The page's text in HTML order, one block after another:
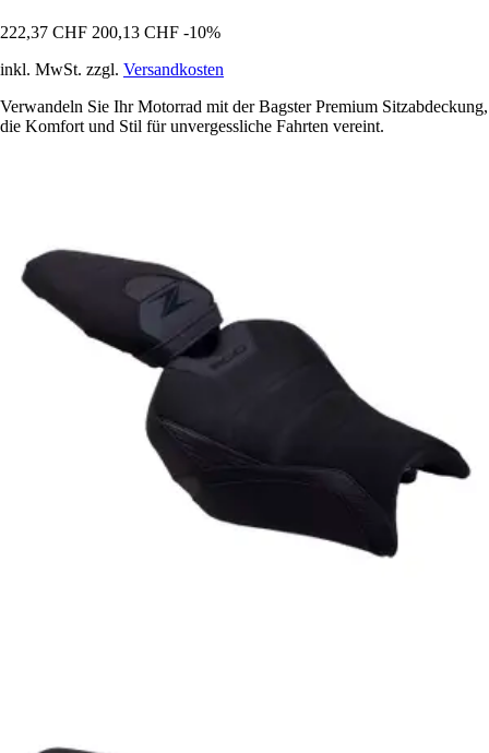
222,37 CHF 200,13 CHF -10%
inkl. MwSt. zzgl. Versandkosten
Verwandeln Sie Ihr Motorrad mit der Bagster Premium Sitzabdeckung,
die Komfort und Stil für unvergessliche Fahrten vereint.